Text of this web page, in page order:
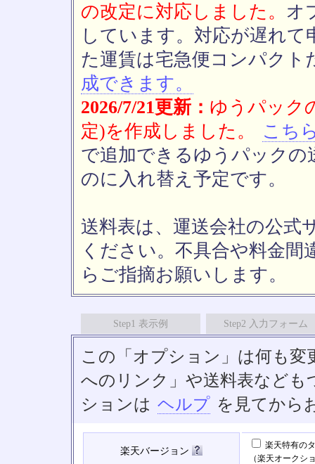
の改定に対応しました。 オ
しています。対応が遅れ
た運賃は宅急便コンパクト
成できます。
2026/7/21更新： ゆうパック
定)を作成しました。
こち
で追加できるゆうパックの
のに入れ替え予定です。
送料表は、運送会社の公式
ください。不具合や料金間
らご指摘お願いします。
Step1 表示例 Step2 入力フォーム
この「オプション」は何も
へのリンク」や送料表など
ションは ヘルプ を見てから
楽天バージョン
楽天特有の
（楽天オークシ